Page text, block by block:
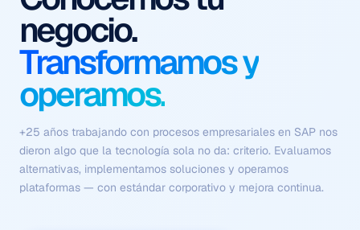
ejecutan solos
Con contexto, criterio y
sin fricción.
negocio, ejecutan tareas complejas y se optimizan
continuamente — sin depender de intervención humana en
cada paso.